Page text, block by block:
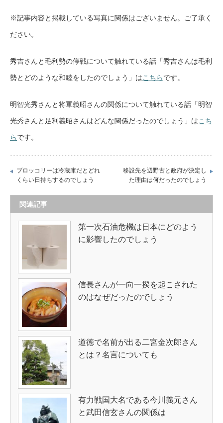
※記事内容と掲載している写真に関係はございません。ご了承く
ださい。
秀吉さんと毛利勢の停戦について触れている話「秀吉さんは毛利
勢とどのような和睦をしたのでしょう」はこちらです。
明智光秀さんと将軍義昭さんの関係について触れている話「明智
光秀さんと足利義昭さんはどんな関係だったのでしょう」はこち
らです。
ブロッコリーは冷蔵庫だとどれ
くらい日持ちするのでしょう
移設先を辺野古と政府が決定し
た理由は何だったのでしょう
関連記事
第一次石油危機は日本にどのよう
に影響したのでしょう
信長さんが一向一揆を起こされた
のはなぜだったのでしょう
道徳で名前が出る二宮金次郎さん
とは？名言についても
有力戦国大名である今川義元さん
と武田信玄さんの関係は